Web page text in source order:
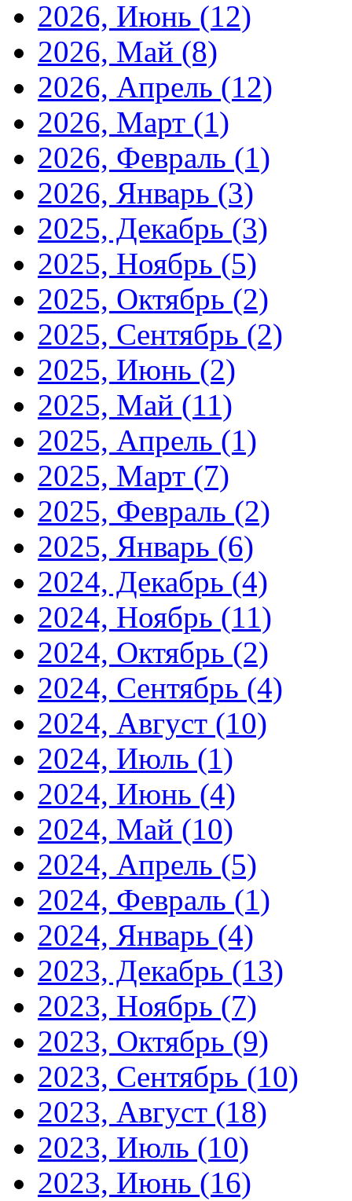
2026, Июнь (12)
2026, Май (8)
2026, Апрель (12)
2026, Март (1)
2026, Февраль (1)
2026, Январь (3)
2025, Декабрь (3)
2025, Ноябрь (5)
2025, Октябрь (2)
2025, Сентябрь (2)
2025, Июнь (2)
2025, Май (11)
2025, Апрель (1)
2025, Март (7)
2025, Февраль (2)
2025, Январь (6)
2024, Декабрь (4)
2024, Ноябрь (11)
2024, Октябрь (2)
2024, Сентябрь (4)
2024, Август (10)
2024, Июль (1)
2024, Июнь (4)
2024, Май (10)
2024, Апрель (5)
2024, Февраль (1)
2024, Январь (4)
2023, Декабрь (13)
2023, Ноябрь (7)
2023, Октябрь (9)
2023, Сентябрь (10)
2023, Август (18)
2023, Июль (10)
2023, Июнь (16)